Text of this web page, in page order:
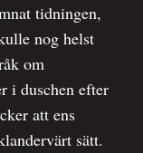
tidningen,
nog helst
om
i duschen efter
att ens
sätt.